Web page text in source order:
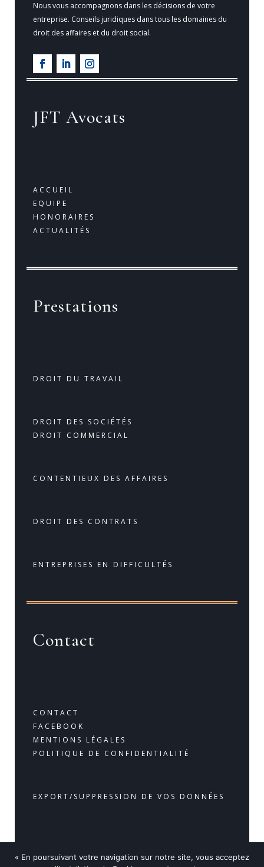
Nous vous accompagnons dans les décisions de votre
entreprise. Conseils juridiques dans tous les domaines du
droit des affaires et du droit social.
JFT Avocats
ACCUEIL
EQUIPE
HONORAIRES
ACTUALITÉS
Prestations
DROIT DU TRAVAIL
DROIT DES SOCIÉTÉS
DROIT COMMERCIAL
CONTENTIEUX DES AFFAIRES
DROIT DES CONTRATS
ENTREPRISES EN DIFFICULTÉS
Contact
CONTACT
FACEBOOK
MENTIONS LÉGALES
POLITIQUE DE CONFIDENTIALITÉ
EXPORT/SUPPRESSION DE VOS DONNÉES
« En poursuivant votre navigation sur notre site, vous acceptez